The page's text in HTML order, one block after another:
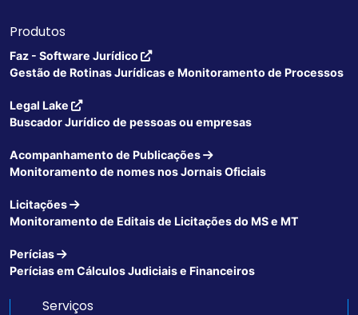
Produtos
Faz - Software Jurídico
Gestão de Rotinas Jurídicas e Monitoramento de Processos
Legal Lake
Buscador Jurídico de pessoas ou empresas
Acompanhamento de Publicações
Monitoramento de nomes nos Jornais Oficiais
Licitações
Monitoramento de Editais de Licitações do MS e MT
Perícias
Perícias em Cálculos Judiciais e Financeiros
Serviços